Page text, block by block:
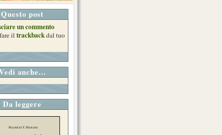
Questo post
un commento
il trackbackdal tuo
anche...
Da leggere